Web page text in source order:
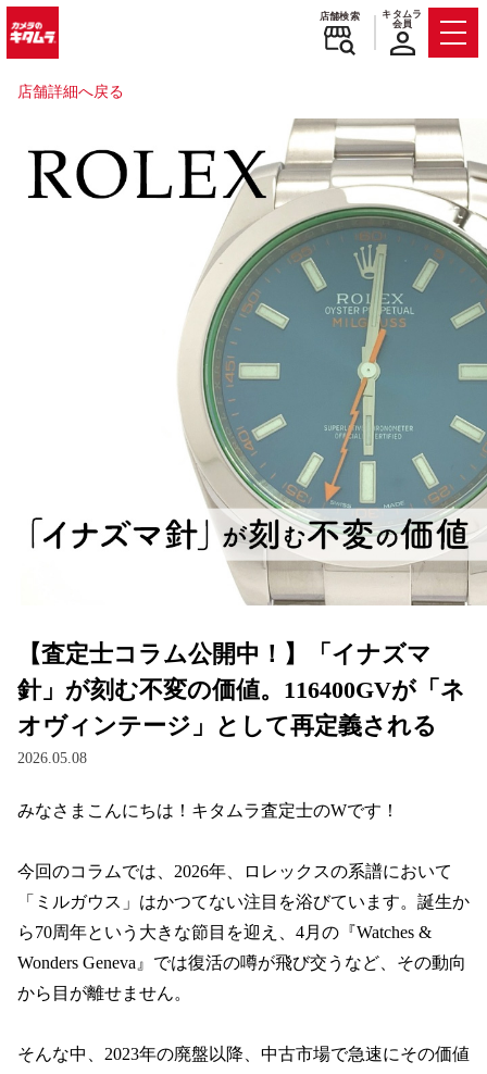
店舗検索
キタムラ
会員
店舗詳細へ戻る
【査定士コラム公開中！】「イナズマ
針」が刻む不変の価値。116400GVが「ネ
オヴィンテージ」として再定義される
2026.05.08
みなさまこんにちは！キタムラ査定士のWです！
今回のコラムでは、2026年、ロレックスの系譜において
「ミルガウス」はかつてない注目を浴びています。誕生か
ら70周年という大きな節目を迎え、4月の『Watches &
Wonders Geneva』では復活の噂が飛び交うなど、その動向
から目が離せません。
そんな中、2023年の廃盤以降、中古市場で急速にその価値